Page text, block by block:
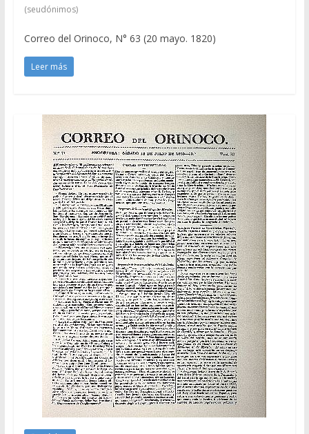
(seudónimos)
Correo del Orinoco, N° 63 (20 mayo. 1820)
Leer más